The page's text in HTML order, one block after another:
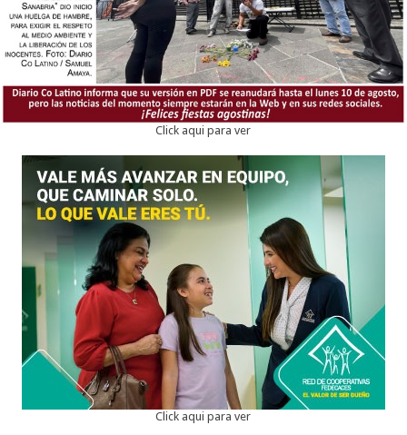
Click aqui para ver
Click aqui para ver